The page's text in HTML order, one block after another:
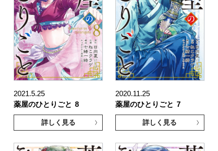
2021.5.25
薬屋のひとりごと 8
詳しく見る
2020.11.25
薬屋のひとりごと 7
詳しく見る